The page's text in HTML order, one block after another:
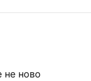
не ново